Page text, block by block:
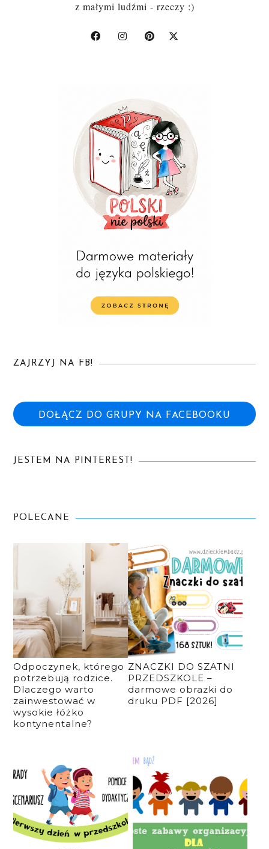
z małymi ludźmi - rzeczy :)
ZAJRZYJ NA FB!
DOŁĄCZ DO GRUPY NA FACEBOOKU
JESTEM NA PINTEREST!
POLECANE
Odpoczynek, którego
potrzebują rodzice.
Dlaczego warto
zainwestować w
wysokie łóżko
kontynentalne?
ZNACZKI DO SZATNI
PRZEDSZKOLE –
darmowe obrazki do
druku PDF [2026]